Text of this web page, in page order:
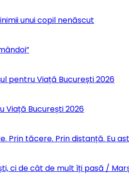
unui copil nenăscut
pentru Viață București 2026
Viață București 2026
Prin tăcere. Prin distanță. Eu
ci de cât de mult îți pasă /